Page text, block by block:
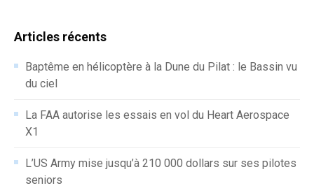
Articles récents
Baptême en hélicoptère à la Dune du Pilat : le Bassin vu
du ciel
La FAA autorise les essais en vol du Heart Aerospace
X1
L’US Army mise jusqu’à 210 000 dollars sur ses pilotes
seniors